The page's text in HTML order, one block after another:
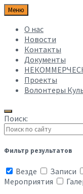
Меню
О нас
Новости
Контакты
Документы
Проекты
Волонтеры
Поиск:
Фильтр результатов
Везде Записи
Мероприятия